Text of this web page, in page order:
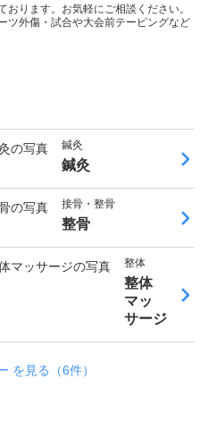
おります。お気軽にご相談ください。
ツ外傷・試合や大会前テーピングなど
鍼灸
鍼灸
接骨・整骨
整骨
整体
整体
マッ
サージ
を見る（6件）